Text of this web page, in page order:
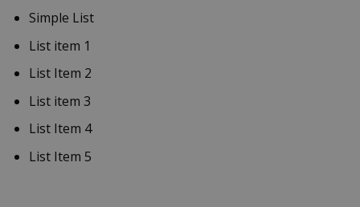
Simple List
List item 1
List Item 2
List item 3
List Item 4
List Item 5